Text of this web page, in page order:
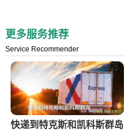
更多服务推荐
Service Recommender
快递到特克斯和凯科斯群岛